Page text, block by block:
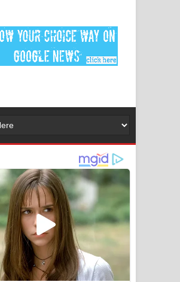
අම්මා ගීතයේ පද පෙළ
Gemak Deela Song Lyrics - ගේමක් දීලා
නිවුනා නුඹ හින්දා ගීතයේ පද පෙළ
දුන් ආදරේ ගීතයේ පද පෙළ
Liyamuda Dan Anagathe Song Lyrics
- ලියමුද දැන් අනාගතේ ගීතයේ පද පෙළ
Doni Song Lyrics - දෝණි ගීතයේ පද
පෙළ